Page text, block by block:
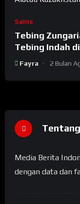
Sains
Tebing
Tebing Indah
China
Fayra 2 Bulan
Tentang
Media Berita
dengan data dan